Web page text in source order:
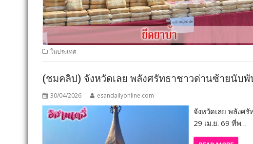
ในประเทศ
(ชมคลิป) จังหวัดเลย พลังศรัทธาชาวด่านซ้ายนับพั
30/04/2026 esandailyonline.com
จังหวัดเลย พลังศ
29 เม.ย. 69 ที่พ…